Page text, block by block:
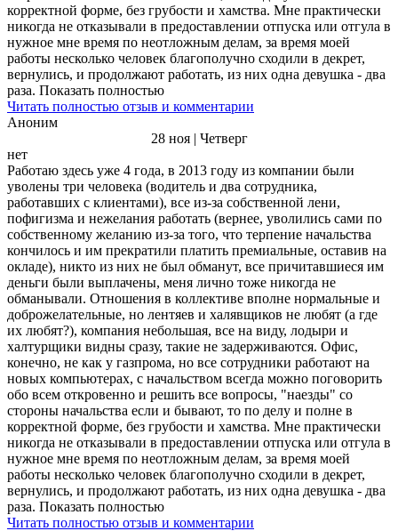
корректной форме, без грубости и хамства. Мне практически
никогда не отказывали в предоставлении отпуска или отгула в
нужное мне время по неотложным делам, за время моей
работы несколько человек благополучно сходили в декрет,
вернулись, и продолжают работать, из них одна девушка - два
раза. Показать полностью
Читать полностью отзыв и комментарии
Аноним
28 ноя | Четверг
нет
Работаю здесь уже 4 года, в 2013 году из компании были
уволены три человека (водитель и два сотрудника,
работавших с клиентами), все из-за собственной лени,
пофигизма и нежелания работать (вернее, уволились сами по
собственному желанию из-за того, что терпение начальства
кончилось и им прекратили платить премиальные, оставив на
окладе), никто из них не был обманут, все причитавшиеся им
деньги были выплачены, меня лично тоже никогда не
обманывали. Отношения в коллективе вполне нормальные и
доброжелательные, но лентяев и халявщиков не любят (а где
их любят?), компания небольшая, все на виду, лодыри и
халтурщики видны сразу, такие не задерживаются. Офис,
конечно, не как у газпрома, но все сотрудники работают на
новых компьютерах, с начальством всегда можно поговорить
обо всем откровенно и решить все вопросы, "наезды" со
стороны начальства если и бывают, то по делу и полне в
корректной форме, без грубости и хамства. Мне практически
никогда не отказывали в предоставлении отпуска или отгула в
нужное мне время по неотложным делам, за время моей
работы несколько человек благополучно сходили в декрет,
вернулись, и продолжают работать, из них одна девушка - два
раза. Показать полностью
Читать полностью отзыв и комментарии